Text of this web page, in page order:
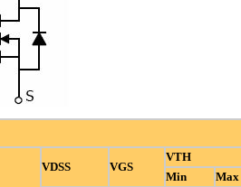
VDSS VGS
VTH
Min Max